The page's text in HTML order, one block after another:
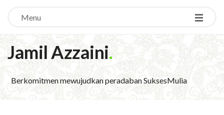
Menu
Jamil Azzaini.
Berkomitmen mewujudkan peradaban SuksesMulia